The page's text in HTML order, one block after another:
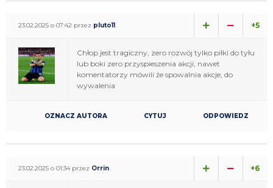
23.02.2025 o 07:42 przez pluto11 +5
Chłop jest tragiczny, zero rozwój tylko piłki do tyłu
lub boki zero przyspieszenia akcji, nawet
komentatorzy mówili że spowalnia akcje, do
wywalenia
OZNACZ AUTORA CYTUJ ODPOWIEDZ
23.02.2025 o 01:34 przez Orrin +6